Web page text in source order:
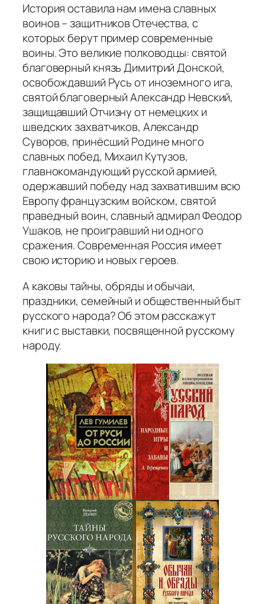
История оставила нам имена славных
воинов – защитников Отечества, с
которых берут пример современные
воины. Это великие полководцы: святой
благоверный князь Димитрий Донской,
освобождавший Русь от иноземного ига,
святой благоверный Александр Невский,
защищавший Отчизну от немецких и
шведских захватчиков, Александр
Суворов, принёсший Родине много
славных побед, Михаил Кутузов,
главнокомандующий русской армией,
одержавший победу над захватившим всю
Европу французским войском, святой
праведный воин, славный адмирал Феодор
Ушаков, не проигравший ни одного
сражения. Современная Россия имеет
свою историю и новых героев.
А каковы тайны, обряды и обычаи,
праздники, семейный и общественный быт
русского народа? Об этом расскажут
книги с выставки, посвященной русскому
народу.